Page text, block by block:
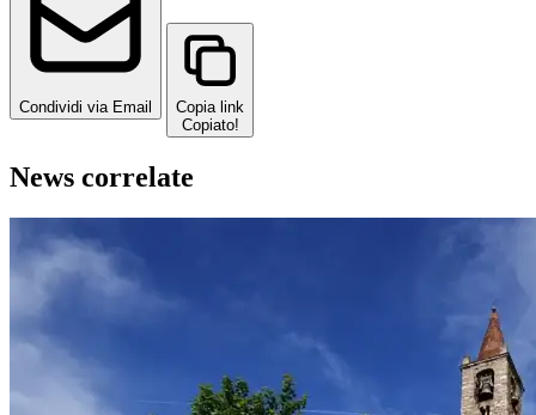
Condividi via Email
Copia link
Copiato!
News correlate